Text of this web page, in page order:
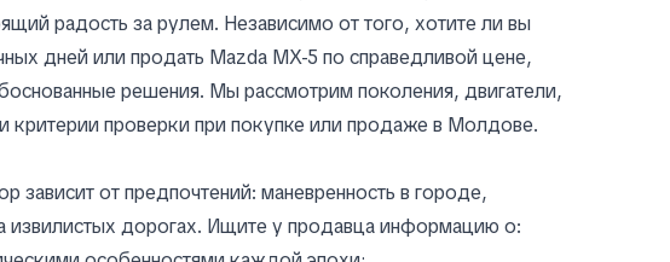
радость за рулем. Независимо от того, хотите ли вы
дней или продать Mazda MX-5 по справедливой цене,
решения. Мы рассмотрим поколения, двигатели,
проверки при покупке или продаже в Молдове.
зависит от предпочтений: маневренность в городе,
извилистых дорогах. Ищите у продавца информацию о: